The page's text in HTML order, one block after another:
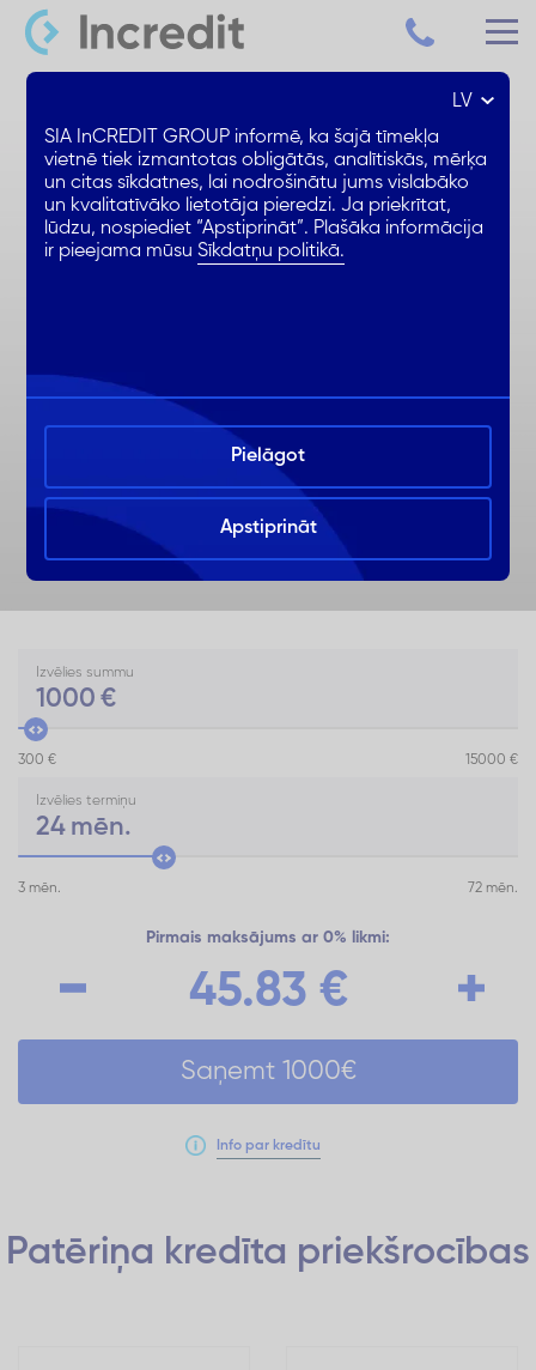
Patēriņa kredīts līdz 15 000 €
Samazināta % likme
1. mēnesis BEZ ikmēneša %
Ērta noformēšana online
Izvēlies summu
1000 €
300 € 15000 €
Izvēlies termiņu
24 mēn.
3 mēn. 72 mēn.
Pirmais maksājums ar 0% likmi:
45.83 €
Saņemt 1000€
Info par kredītu
Patēriņa kredīta priekšrocības
LV
SIA InCREDIT GROUP informē, ka šajā tīmekļa
vietnē tiek izmantotas obligātās, analītiskās, mērķa
un citas sīkdatnes, lai nodrošinātu jums vislabāko
un kvalitatīvāko lietotāja pieredzi. Ja priekrītat,
lūdzu, nospiediet “Apstiprināt”. Plašāka informācija
ir pieejama mūsuSīkdatņu politikā.
Pielāgot
Apstiprināt